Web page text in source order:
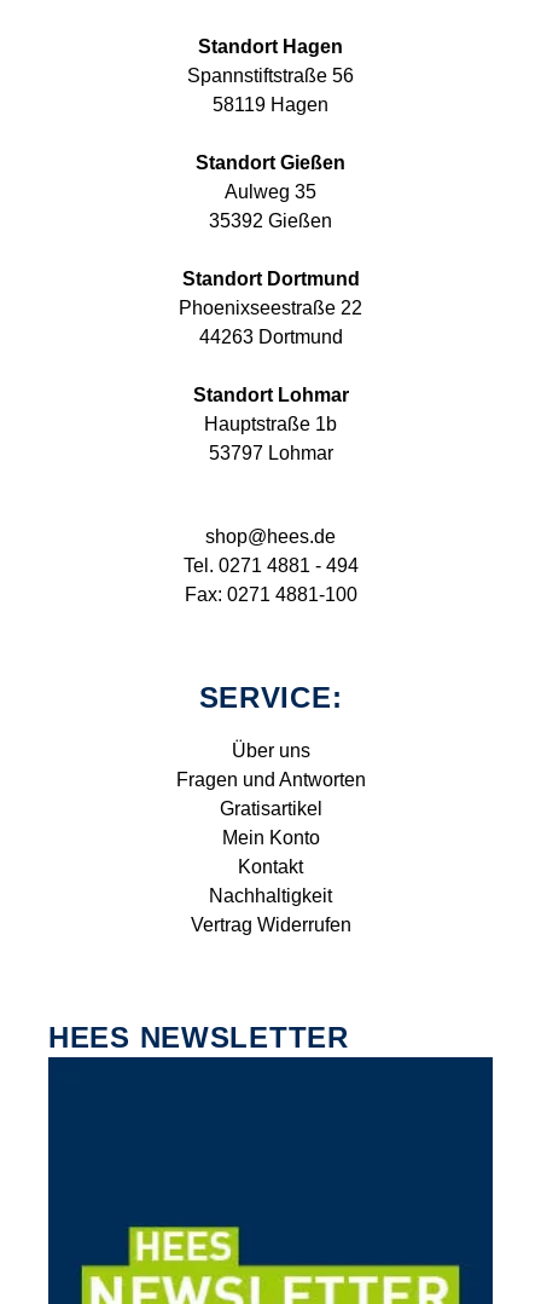
Standort Hagen
Spannstiftstraße 56
58119 Hagen
Standort Gießen
Aulweg 35
35392 Gießen
Standort Dortmund
Phoenixseestraße 22
44263 Dortmund
Standort Lohmar
Hauptstraße 1b
53797 Lohmar
shop@hees.de
Tel. 0271 4881 - 494
Fax: 0271 4881-100
SERVICE:
Über uns
Fragen und Antworten
Gratisartikel
Mein Konto
Kontakt
Nachhaltigkeit
Vertrag Widerrufen
HEES NEWSLETTER